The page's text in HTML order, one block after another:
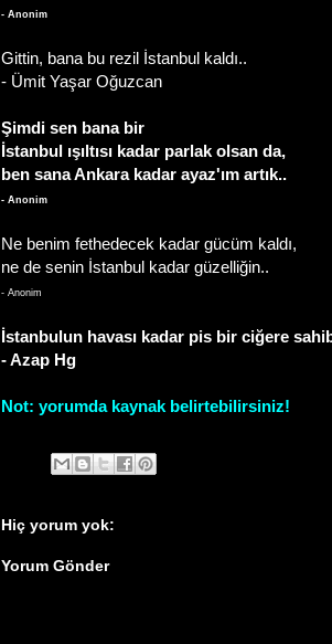
- Anonim
Gittin, bana bu rezil İstanbul kaldı..
- Ümit Yaşar Oğuzcan
Şimdi sen bana bir
İstanbul ışıltısı kadar parlak olsan da,
ben sana Ankara kadar ayaz'ım artık..
- Anonim
Ne benim fethedecek kadar gücüm kaldı,
ne de senin İstanbul kadar güzelliğin..
- Anonim
İstanbulun havası kadar pis bir ciğere
- Azap Hg
Not: yorumda kaynak belirtebilirsiniz!
Hiç yorum yok:
Yorum Gönder